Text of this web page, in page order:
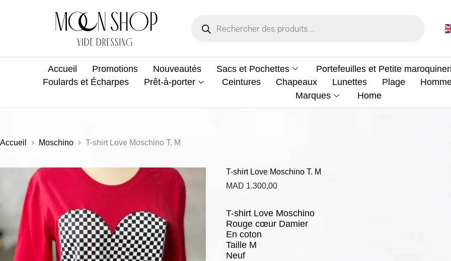
Accueil Promotions Nouveautés Sacs et Pochettes
Portefeuilles et Petite
Foulards et Écharpes
Prêt-à-porter Ceintures Chapeaux Lunettes Plage
Marques
Home
Accueil Moschino T-shirt Love Moschino T. M
T-shirt Love Moschino T. M
MAD 1.300,00
T-shirt Love Moschino
Rouge cœur Damier
En coton
Taille M
Neuf